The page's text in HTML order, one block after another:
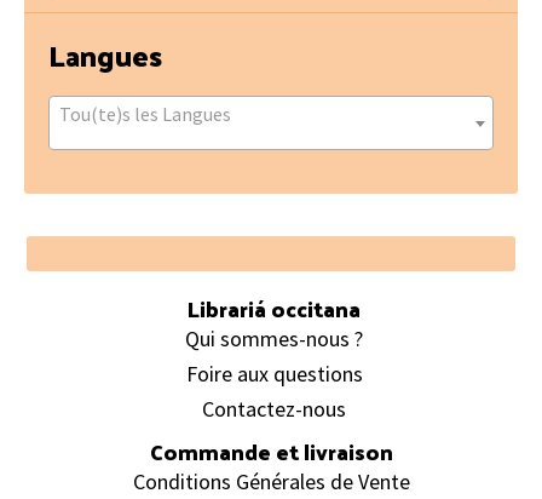
Langues
Tou(te)s les Langues
Footer
Librariá occitana
Qui sommes-nous ?
Foire aux questions
Contactez-nous
Commande et livraison
Conditions Générales de Vente